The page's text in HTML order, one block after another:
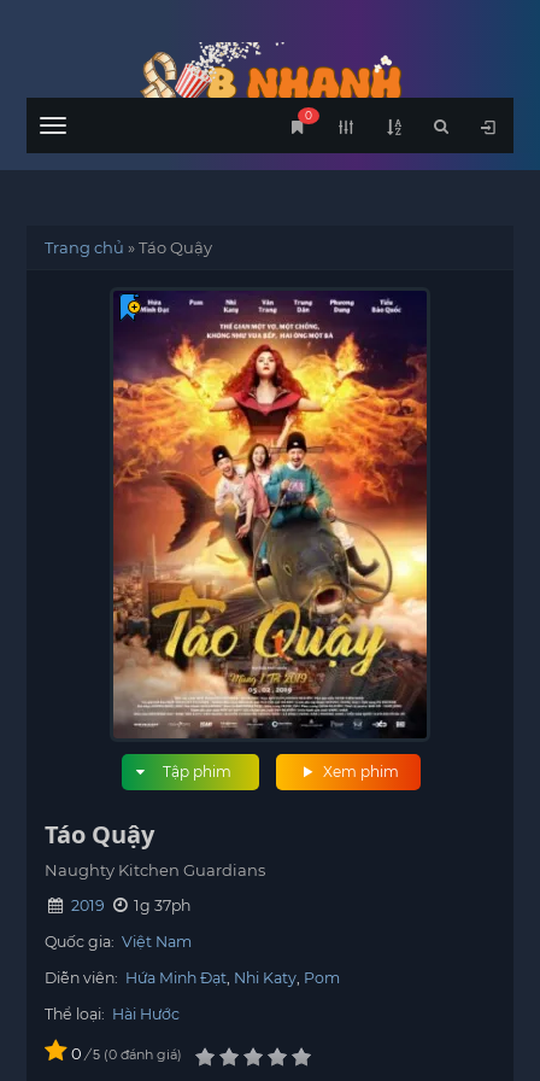
Menu
0
Trang chủ »Táo Quậy
Xem phim
Tập phim
Táo Quậy
Naughty Kitchen Guardians
2019
1g 37ph
Quốc gia: Việt Nam
Diễn viên: Hứa Minh Đạt Nhi Katy Pom
Thể loại: Hài Hước
0 / 5 0 đánh giá